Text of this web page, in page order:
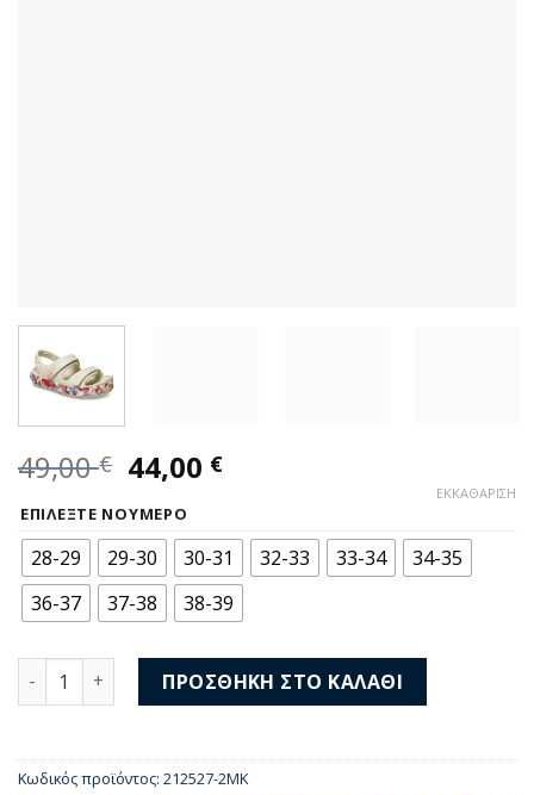
49,00€ Original
price
was:
49,00 €.
44,00 €Η
είναι:
44,00 €.
ΕΠΙΛΈΞΤΕ ΝΟΎΜΕΡΟ
28-29 29-30 30-31 32-33 33-34
34-35
36-37
37-38 38-39
ΕΚΚΑΘΆΡΙΣΗ
Crocs CrbndCruiser GlwConfetti SdK 212527-2MK ποσότητα
ΠΡΟΣΘΉΚΗ ΣΤΟ ΚΑΛΆΘΙ
Κωδικός προϊόντος: 212527-2MK